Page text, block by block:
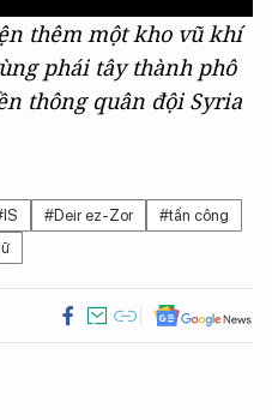
thêm một kho vũ khí
phái tây thành phô
thông quân đội Syria
#Deir ez-Zor
#tấn công